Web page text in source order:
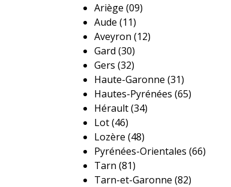
Ariège (09)
Aude (11)
Aveyron (12)
Gard (30)
Gers (32)
Haute-Garonne (31)
Hautes-Pyrénées (65)
Hérault (34)
Lot (46)
Lozère (48)
Pyrénées-Orientales (66)
Tarn (81)
Tarn-et-Garonne (82)